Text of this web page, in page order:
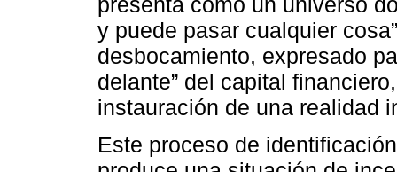
y puede pasar cualquier
desbocamiento, expresado
delante” del capital
instauración de una realidad
Este proceso de